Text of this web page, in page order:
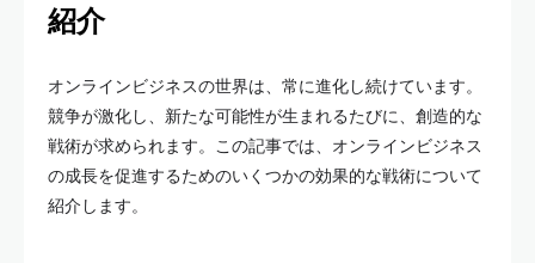
紹介
オンラインビジネスの世界は、常に進化し続けています。
競争が激化し、新たな可能性が生まれるたびに、創造的な
戦術が求められます。この記事では、オンラインビジネス
の成長を促進するためのいくつかの効果的な戦術について
紹介します。